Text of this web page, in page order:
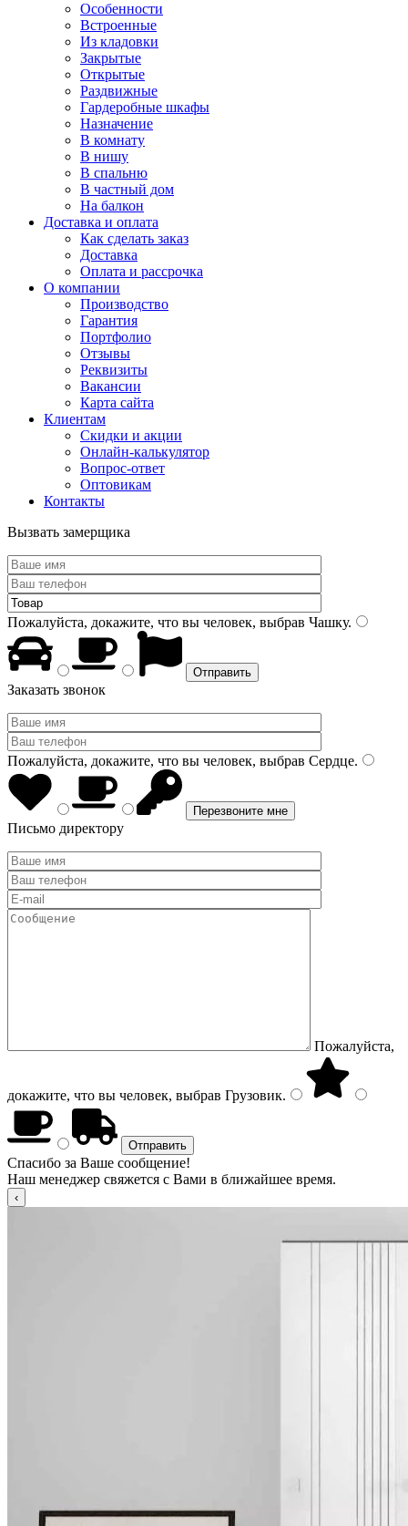
Особенности
Встроенные
Из кладовки
Закрытые
Открытые
Раздвижные
Гардеробные шкафы
Назначение
В комнату
В нишу
В спальню
В частный дом
На балкон
Доставка и оплата
Как сделать заказ
Доставка
Оплата и рассрочка
О компании
Производство
Гарантия
Портфолио
Отзывы
Реквизиты
Вакансии
Карта сайта
Клиентам
Скидки и акции
Онлайн-калькулятор
Вопрос-ответ
Оптовикам
Контакты
Вызвать замерщика
Пожалуйста, докажите, что вы человек, выбрав Чашку.
Заказать звонок
Пожалуйста, докажите, что вы человек, выбрав Сердце.
Письмо директору
Пожалуйста,
докажите, что вы человек, выбрав Грузовик.
Спасибо за Ваше сообщение!
Наш менеджер свяжется с Вами в ближайшее время.